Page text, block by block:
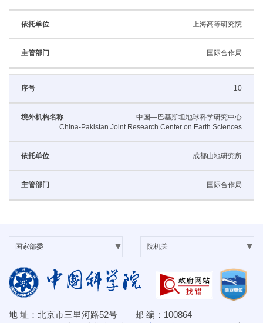
上海高等研究院
国际合作局
10
中国—巴基斯坦地球科学研究中心
China-Pakistan Joint Research Center on Earth Sciences
成都山地研究所
国际合作局
地 址：北京市三里河路52号 邮 编：100864